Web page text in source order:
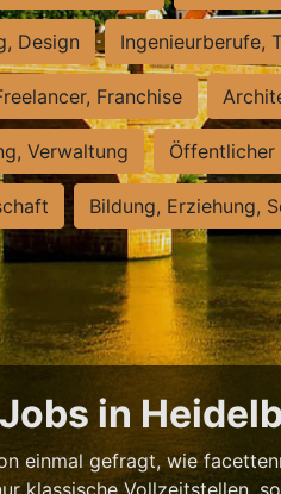
Design Ingenieurberufe,
Franchise
Verwaltung Öffentlicher
Bildung, Erziehung,
in
einmal gefragt, wie